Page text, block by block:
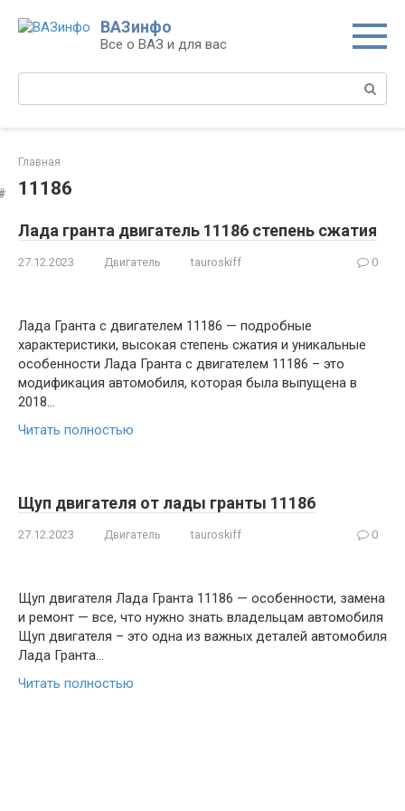
ВАЗинфо
Все о ВАЗ и для вас
Поиск:
Главная
11186
Лада гранта двигатель 11186 степень сжатия
27.12.2023 Двигатель tauroskiff 0
Лада Гранта с двигателем 11186 — подробные
характеристики, высокая степень сжатия и уникальные
особенности Лада Гранта с двигателем 11186 – это
модификация автомобиля, которая была выпущена в
2018…
Читать полностью
Щуп двигателя от лады гранты 11186
27.12.2023 Двигатель tauroskiff 0
Щуп двигателя Лада Гранта 11186 — особенности, замена
и ремонт — все, что нужно знать владельцам автомобиля
Щуп двигателя – это одна из важных деталей автомобиля
Лада Гранта…
Читать полностью